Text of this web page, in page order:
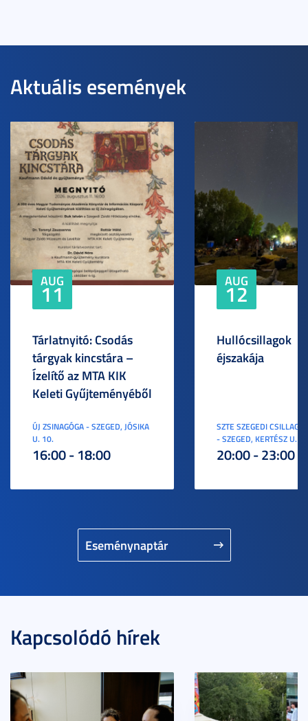
Aktuális események
Eseménynaptár
AUG
11
Tárlatnyitó: Csodás
tárgyak kincstára –
Ízelítő az MTA KIK
Keleti Gyűjteményéből
ÚJ ZSINAGÓGA - SZEGED, JÓSIKA
U. 10.
16:00 - 18:00
AUG
12
Hullócsillagok
éjszakája
SZTE SZEGEDI
- SZEGED, KERTÉSZ U. 3.
20:00 - 23:00
Kapcsolódó hírek